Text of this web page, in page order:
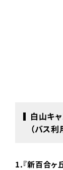
白山キ
（バス利
1.『新百合ヶ